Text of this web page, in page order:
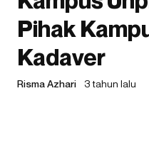
Pihak
Kadaver
Risma Azhari 3 tahun lalu